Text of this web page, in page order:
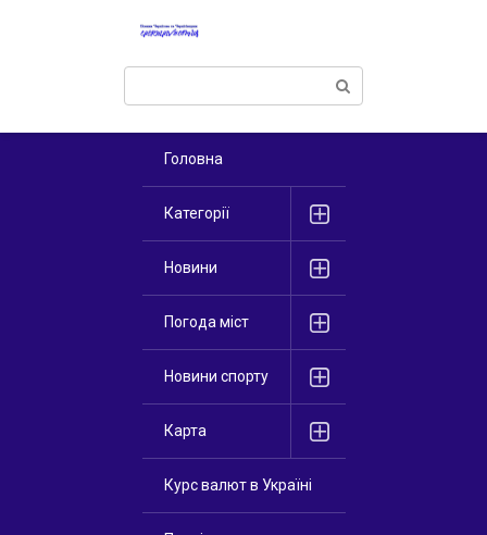
Поиск:
Головна
Категорії
Новини
Погода міст
Новини спорту
Карта
Курс валют в Україні